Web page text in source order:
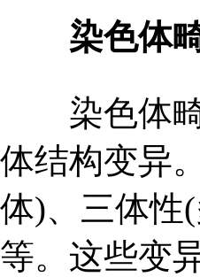
染色体畸
染色体畸
体结构变异
体)、三体性
等。这些变